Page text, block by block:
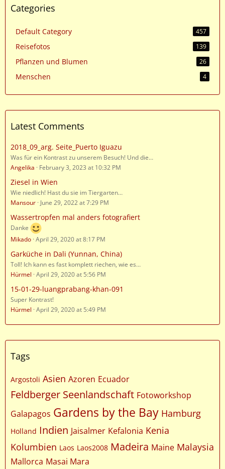
Categories
Default Category 457
Reisefotos 139
Pflanzen und Blumen 26
Menschen 4
Latest Comments
2018_09_arg. Seite_Puerto Iguazu
Was für ein Kontrast zu unserem Besuch! Und die…
Angelika
February 3, 2023 at 10:32 PM
Ziesel in Wien
Wie niedlich! Hast du sie im Tiergarten…
Mansour June 29, 2022 at 7:29 PM
Wassertropfen mal anders fotografiert
Danke
Mikado April 29, 2020 at 8:17 PM
Garküche in Dali (Yunnan, China)
Toll! Ich kann es fast komplett riechen, wie es…
Hürmel April 29, 2020 at 5:56 PM
15-01-29-luangprabang-khan-091
Super Kontrast!
Hürmel April 29, 2020 at 5:49 PM
Tags
Argostoli Asien Azoren Ecuador
Feldberger Seenlandschaft Fotoworkshop
Galapagos Gardens by the Bay Hamburg
Holland Indien Jaisalmer Kefalonia Kenia
Kolumbien Laos Laos2008 Madeira Maine Malaysia
Mallorca Masai Mara